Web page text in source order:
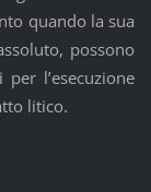
quando la sua
possono
l’esecuzione
litico.